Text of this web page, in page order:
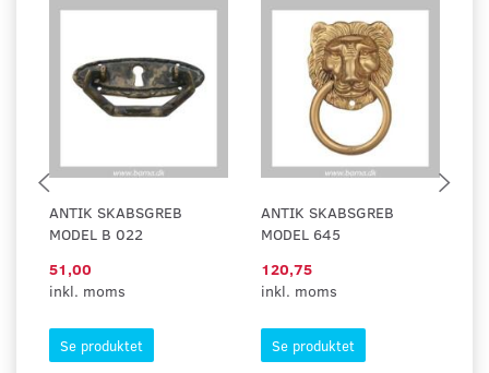
ANTIK SKABSGREB
MODEL B 022
51,00
inkl. moms
Se produktet
ANTIK SKABSGREB
MODEL 645
120,75
inkl. moms
Se produktet